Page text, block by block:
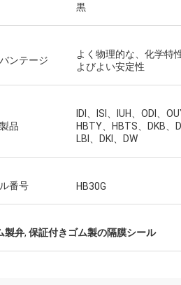
ロ
将来持っています
黒
ンテージ
よく物理的な、化学特
よびよい安定性
品
IDI、ISI、IUH、ODI、
HBTY、HBTS、DKB、
LBI、DKI、DW
番号 HB30G
製弁, 保証付きゴム製の隔膜シール